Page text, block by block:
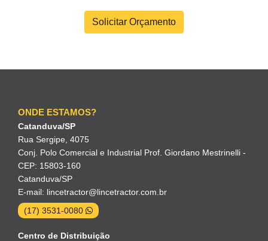
Solicitar Orçamento
ONDE ESTAMOS?
Catanduva/SP
Rua Sergipe, 4075
Conj. Polo Comercial e Industrial Prof. Giordano Mestrinelli -
CEP: 15803-160
Catanduva/SP
E-mail: lincetractor@lincetractor.com.br
(17) 3531-0080
Centro de Distribuição